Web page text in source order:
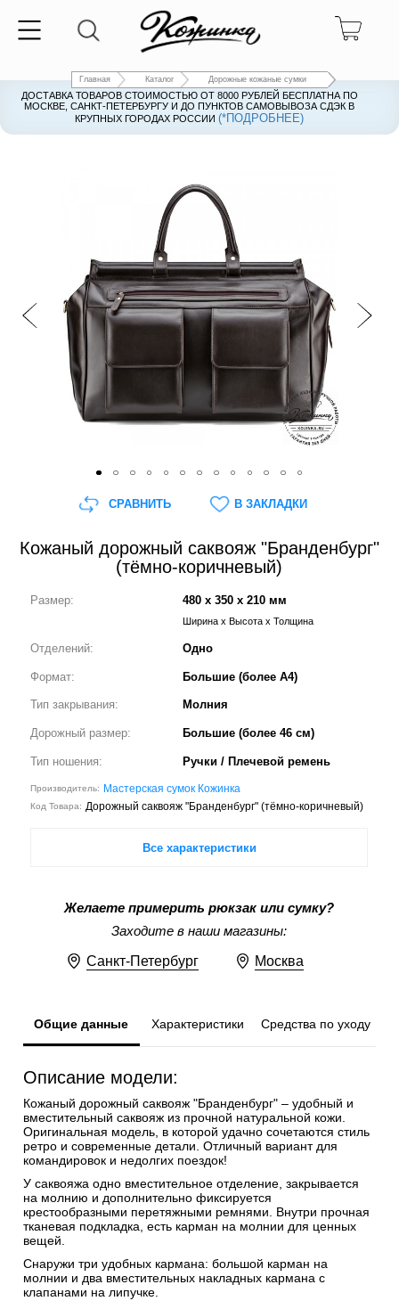
Главная Каталог Дорожные кожаные сумки
ДОСТАВКА ТОВАРОВ СТОИМОСТЬЮ ОТ 8000 РУБЛЕЙ БЕСПЛАТНА ПО
МОСКВЕ, САНКТ-ПЕТЕРБУРГУ И ДО ПУНКТОВ САМОВЫВОЗА СДЭК В
КРУПНЫХ ГОРОДАХ РОССИИ(*ПОДРОБНЕЕ)
ДОСТАВКА ТОВАРОВ СТОИМОСТЬЮ ОТ 8000 РУБЛЕЙ БЕСПЛАТНА ПО
МОСКВЕ, САНКТ-ПЕТЕРБУРГУ И ДО ПУНКТОВ САМОВЫВОЗА СДЭК В
КРУПНЫХ ГОРОДАХ РОССИИ(*ПОДРОБНЕЕ)
Кожаный дорожный саквояж "Бранденбург"
(тёмно-коричневый)
Размер: 480 x 350 x 210 мм
Ширина x Высота x Толщина
Отделений: Одно
Формат: Большие (более А4)
Тип закрывания: Молния
Дорожный размер: Большие (более 46 см)
Тип ношения: Ручки / Плечевой ремень
Производитель: Мастерская сумок Кожинка
Код Товара: Дорожный саквояж "Бранденбург" (тёмно-коричневый)
Все характеристики
Желаете примерить рюкзак или сумку?
Заходите в наши магазины:
Санкт-Петербург Москва
СРАВНИТЬ В ЗАКЛАДКИ
Общие данные Характеристики Средства по уходу
Описание модели:
Кожаный дорожный саквояж "Бранденбург" – удобный и
вместительный саквояж из прочной натуральной кожи.
Оригинальная модель, в которой удачно сочетаются стиль
ретро и современные детали. Отличный вариант для
командировок и недолгих поездок!
У саквояжа одно вместительное отделение, закрывается
на молнию и дополнительно фиксируется
крестообразными перетяжными ремнями. Внутри прочная
тканевая подкладка, есть карман на молнии для ценных
вещей.
Снаружи три удобных кармана: большой карман на
молнии и два вместительных накладных кармана с
клапанами на липучке.